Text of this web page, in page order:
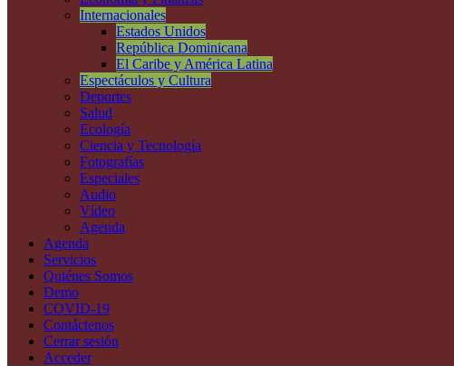
Internacionales
Estados Unidos
República Dominicana
El Caribe y América Latina
Espectáculos y Cultura
Deportes
Salud
Ecología
Ciencia y Tecnología
Fotografías
Especiales
Audio
Vídeo
Agenda
Agenda
Servicios
Quiénes Somos
Demo
COVID-19
Contáctenos
Cerrar sesión
Acceder